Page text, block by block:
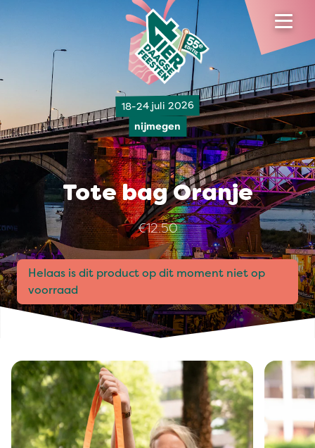
18-24 juli 2026
nijmegen
Tote bag Oranje
€12.50
Helaas is dit product op dit moment niet op
voorraad